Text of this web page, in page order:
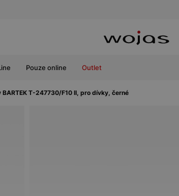
Pouze online Outlet
T-247730/F10 II, pro dívky, černé